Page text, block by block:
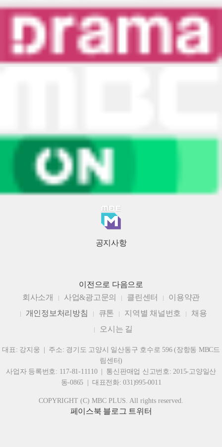
공지사항
이전으로 다음으로
회사소개
사업&광고문의 클린센터
이용약관
개인정보처리방침
큐톤 지역별 채널번호
채용
오시는 길
대표: 강지웅 | 주소: 경기도 고양시 일산동구 호수로 596 (장항동 MBC드
림센터)
사업자 등록번호: 117-81-11110 | 통신판매업 신고번호: 2015-고양일산
동-0865 | 대표전화: 031)995-0011
COPYRIGHT (C) MBC PLUS. All rights reserved.
페이스북 블로그 트위터